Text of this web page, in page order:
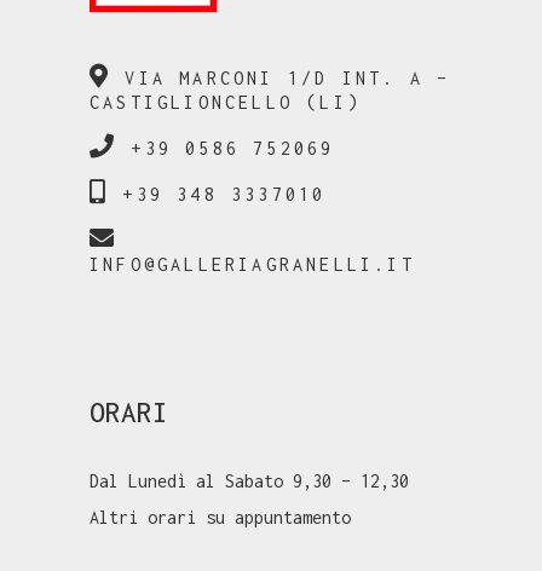
VIA MARCONI 1/D INT. A –
CASTIGLIONCELLO (LI)
+39 0586 752069
+39 348 3337010
INFO@GALLERIAGRANELLI.IT
ORARI
Dal Lunedì al Sabato 9,30 – 12,30
Altri orari su appuntamento